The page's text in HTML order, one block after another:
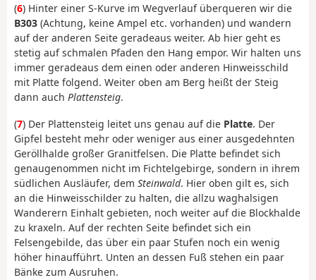
(6) Hinter einer S-Kurve im Wegverlauf überqueren wir die
B303 (Achtung, keine Ampel etc. vorhanden) und wandern
auf der anderen Seite geradeaus weiter. Ab hier geht es
stetig auf schmalen Pfaden den Hang empor. Wir halten uns
immer geradeaus dem einen oder anderen Hinweisschild
mit Platte folgend. Weiter oben am Berg heißt der Steig
dann auch Plattensteig.
(7) Der Plattensteig leitet uns genau auf die Platte. Der
Gipfel besteht mehr oder weniger aus einer ausgedehnten
Geröllhalde großer Granitfelsen. Die Platte befindet sich
genaugenommen nicht im Fichtelgebirge, sondern in ihrem
südlichen Ausläufer, dem Steinwald. Hier oben gilt es, sich
an die Hinweisschilder zu halten, die allzu waghalsigen
Wanderern Einhalt gebieten, noch weiter auf die Blockhalde
zu kraxeln. Auf der rechten Seite befindet sich ein
Felsengebilde, das über ein paar Stufen noch ein wenig
höher hinaufführt. Unten an dessen Fuß stehen ein paar
Bänke zum Ausruhen.